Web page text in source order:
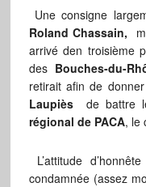
Une consigne
Roland Chassain,
arrivé den troisième
des Bouches-du-
retirait afin de
Laupiès
de battre
régional de PACA, le
L’attitude
condamnée (assez